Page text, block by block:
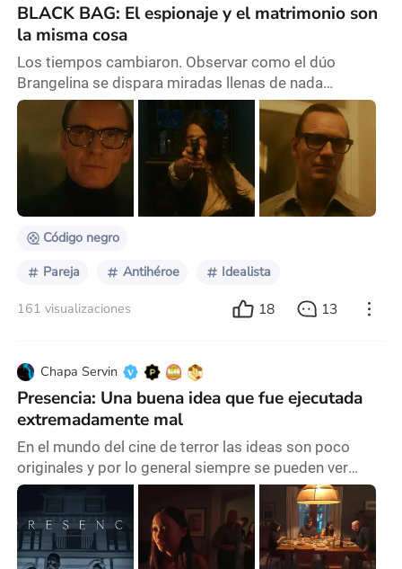
BLACK BAG: El espionaje y el matrimonio son
la misma cosa
Los tiempos cambiaron. Observar como el dúo
Brangelina se dispara miradas llenas de nada
mientras hacen volar plomo por los aires de su
refinado hogar ya no es sexy, ni siquiera entretenido
diría. La gente no disfruta de esas deliciosas
rebanadas de estupidez mediática, y ahora le hacen
caso a la inteligencia…pero no a la artificial, eso entra
en otra discusión. Quizás tenga que hablar
únicamente
Código negro
Pareja Antihéroe Idealista
161 visualizaciones 18 13
Chapa Servin
Presencia: Una buena idea que fue ejecutada
extremadamente mal
En el mundo del cine de terror las ideas son poco
originales y por lo general siempre se pueden ver
producciones que suelen repetir patrones para
ejecutar las películas que tengan este género como
característica. Teniendo en cuenta esto, el cineasta
Steven Soderberg toma la decisión de optar por un